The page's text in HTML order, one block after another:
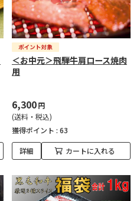
＜お中元＞飛騨牛肩ロース焼肉
用
6,300円
(送料・税込)
獲得ポイント : 63
詳細 カートに入れる